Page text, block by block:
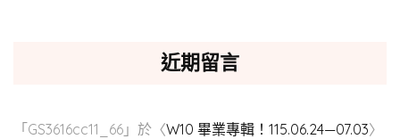
近期留言
「GS3616cc11_66 」於〈W10 畢業專輯！115.06.24—07.03〉